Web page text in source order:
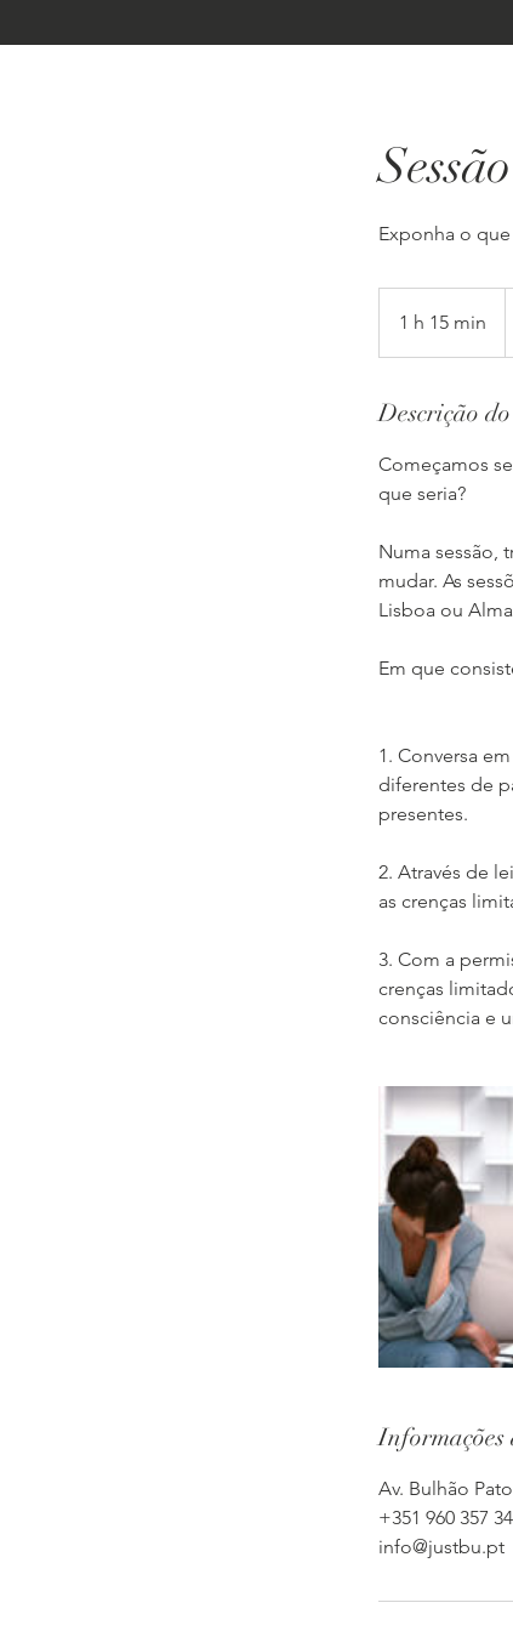
Exponha o
1 h 15 min
1
m
n
Descrição
Começamos
que seria?
Numa sessão,
mudar. As
Lisboa ou
Em que
1.​ Conversa
diferentes de
presentes.
2. Através de
as crenças
3. Com a
crenças
consciência e
Informações
Av. Bulhão
+351 960 357
info@justbu.pt